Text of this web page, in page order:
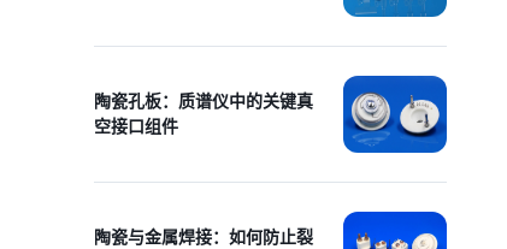
陶瓷孔板：质谱仪中的关键真
空接口组件
陶瓷与金属焊接：如何防止裂